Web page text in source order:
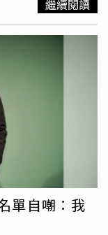
林斯被授權「自
變化」。巴德諾克
馬屁」。她批評
工黨政府自去年
經濟成長。過去
里夫斯（
，所有對中政策
壓力下，保守黨
要求政府公開所
預。
輪盤；該遊戲是在
其他人扣下板
但疑似沒有扣下
下一秒扣下扳機
現場眾人。他們
，康茲已經倒臥
被宣告死亡。警
以殺人罪起訴。
William Mallory）
人把槍枝當玩具
霍恩須以100萬
將在本周移交大
繼續閱讀
單自嘲：我